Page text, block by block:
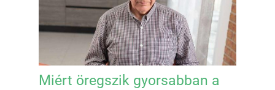
Miért öregszik gyorsabban a